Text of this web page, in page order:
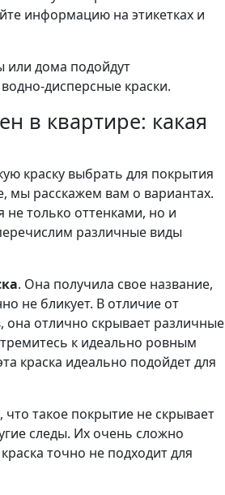
информацию на этикетках и
или дома подойдут
дисперсные краски.
в квартире: какая
краску выбрать для покрытия
мы расскажем вам о вариантах.
только оттенками, но и
различные виды
. Она получила свое название,
не бликует. В отличие от
она отлично скрывает различные
к идеально ровным
краска идеально подойдет для
такое покрытие не скрывает
следы. Их очень сложно
точно не подходит для